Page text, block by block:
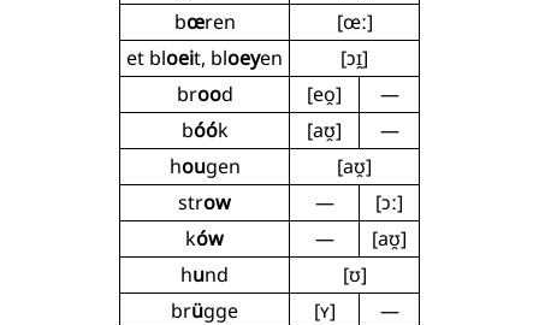
bœren
[œː]
et bloeit, bloeyen
[ɔɪ̯]
brood [eo̯]
—
bóók [aʊ̯]
—
hougen
[aʊ̯]
strow —
[ɔː]
ków —
[aʊ̯]
hund
[ʊ]
brügge [ʏ]
—